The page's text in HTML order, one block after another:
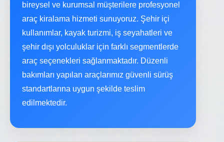
bireysel ve kurumsal müşterilere profesyonel
araç kiralama hizmeti sunuyoruz. Şehir içi
kullanımlar, kayak turizmi, iş seyahatleri ve
şehir dışı yolculuklar için farklı segmentlerde
araç seçenekleri sağlanmaktadır. Düzenli
bakımları yapılan araçlarımız güvenli sürüş
standartlarına uygun şekilde teslim
edilmektedir.